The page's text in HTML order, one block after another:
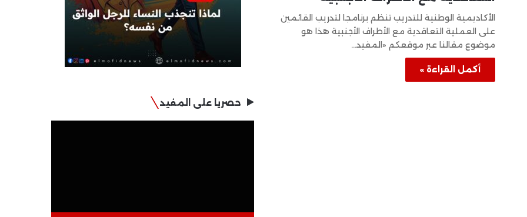
الأكاديمية الوطنية للتدريب تنظم برنامجا لتدريب القائمين
على العملية التعاقدية مع الأطراف الأجنبية هذا هو
موضوع مقالنا عبر موقعكم «المفيد…
أكمل القراءة »
حصريا على المفيد